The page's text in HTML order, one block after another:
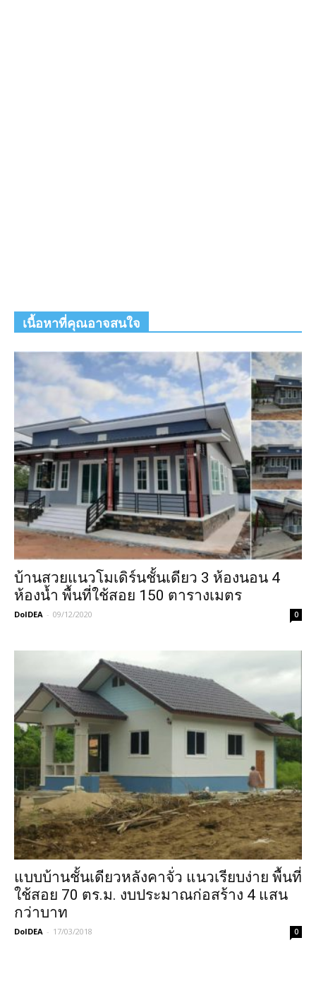
เนื้อหาที่คุณอาจสนใจ
บ้านสวยแนวโมเดิร์นชั้นเดียว 3 ห้องนอน 4
ห้องน้ำ พื้นที่ใช้สอย 150 ตารางเมตร
DoIDEA - 09/12/2020 0
แบบบ้านชั้นเดียวหลังคาจั่ว แนวเรียบง่าย พื้นที่
ใช้สอย 70 ตร.ม. งบประมาณก่อสร้าง 4 แสน
กว่าบาท
DoIDEA - 17/03/2018 0